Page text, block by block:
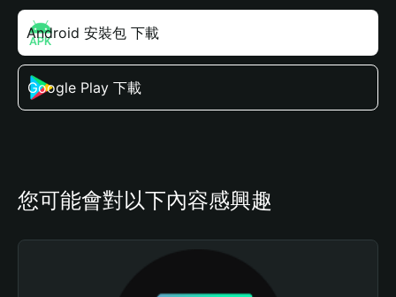
Android 安裝包 下載
Google Play 下載
您可能會對以下內容感興趣